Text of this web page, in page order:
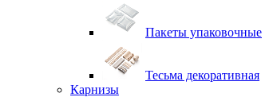
Пакеты упаковочные
Тесьма декоративная
Карнизы